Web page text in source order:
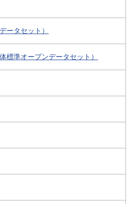
ータセット）
標準オープンデータセット）